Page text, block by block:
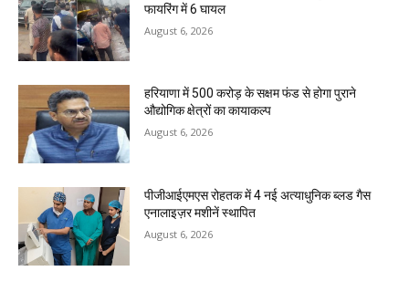
फायरिंग में 6 घायल
August 6, 2026
हरियाणा में 500 करोड़ के सक्षम फंड से होगा पुराने
औद्योगिक क्षेत्रों का कायाकल्प
August 6, 2026
पीजीआईएमएस रोहतक में 4 नई अत्याधुनिक ब्लड गैस
एनालाइज़र मशीनें स्थापित
August 6, 2026